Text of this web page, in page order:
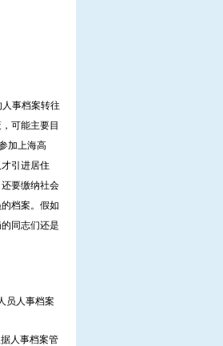
事档案转往
可能主要目
加上海高
引进居住
要缴纳社会
档案。假如
同志们还是
员人事档案
人事档案管